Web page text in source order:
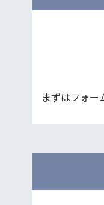
まずはフォー